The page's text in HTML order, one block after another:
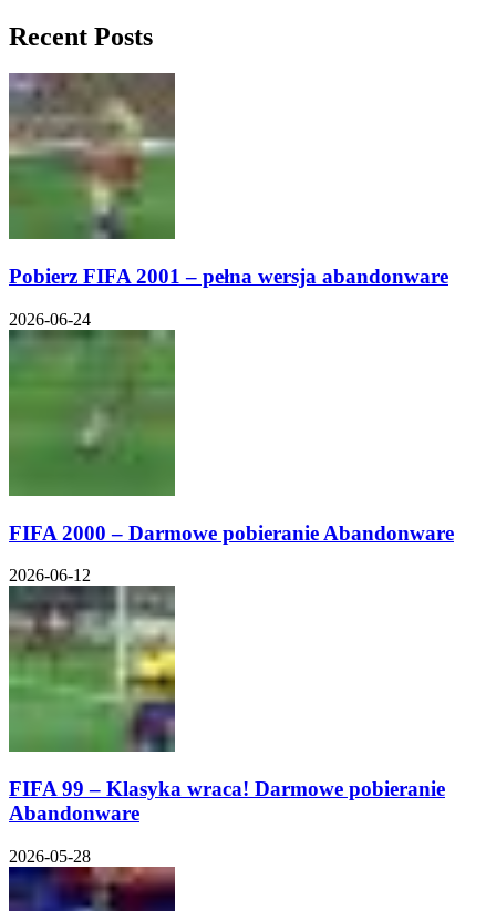
Recent Posts
Pobierz FIFA 2001 – pełna wersja abandonware
2026-06-24
FIFA 2000 – Darmowe pobieranie Abandonware
2026-06-12
FIFA 99 – Klasyka wraca! Darmowe pobieranie
Abandonware
2026-05-28